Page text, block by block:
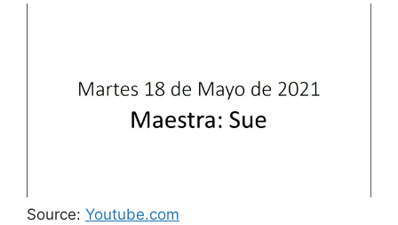
Source: Youtube.com